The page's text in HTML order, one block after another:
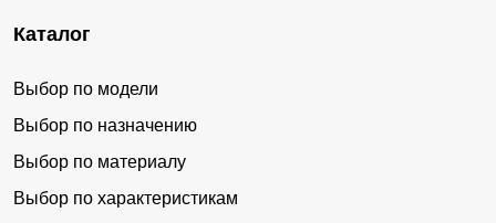
Каталог
Выбор по модели
Выбор по назначению
Выбор по материалу
Выбор по характеристикам